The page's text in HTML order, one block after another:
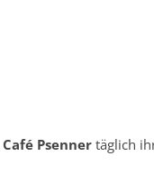
Psennertäglich